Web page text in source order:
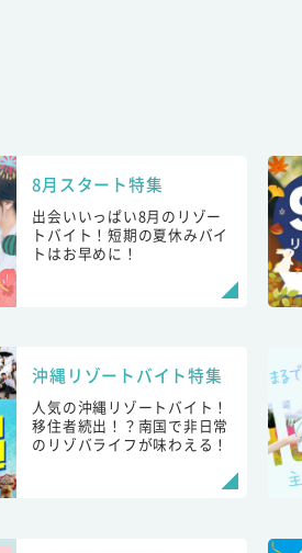
8月スタート特集
出会いいっぱい8月のリゾー
トバイト！短期の夏休みバイ
トはお早めに！
沖縄リゾートバイト特集
人気の沖縄リゾートバイト！
移住者続出！？南国で非日常
のリゾバライフが味わえる！